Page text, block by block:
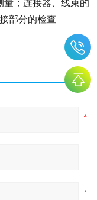
量；连接器、线束的
部分的检查